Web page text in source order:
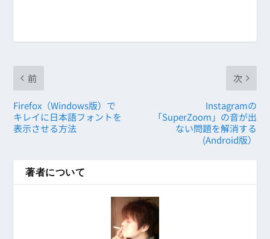
前
Firefox（Windows版）で
キレイに日本語フォントを
表示させる方法
次
Instagramの
「SuperZoom」の音が出
ない問題を解消する
(Android版）
著者について